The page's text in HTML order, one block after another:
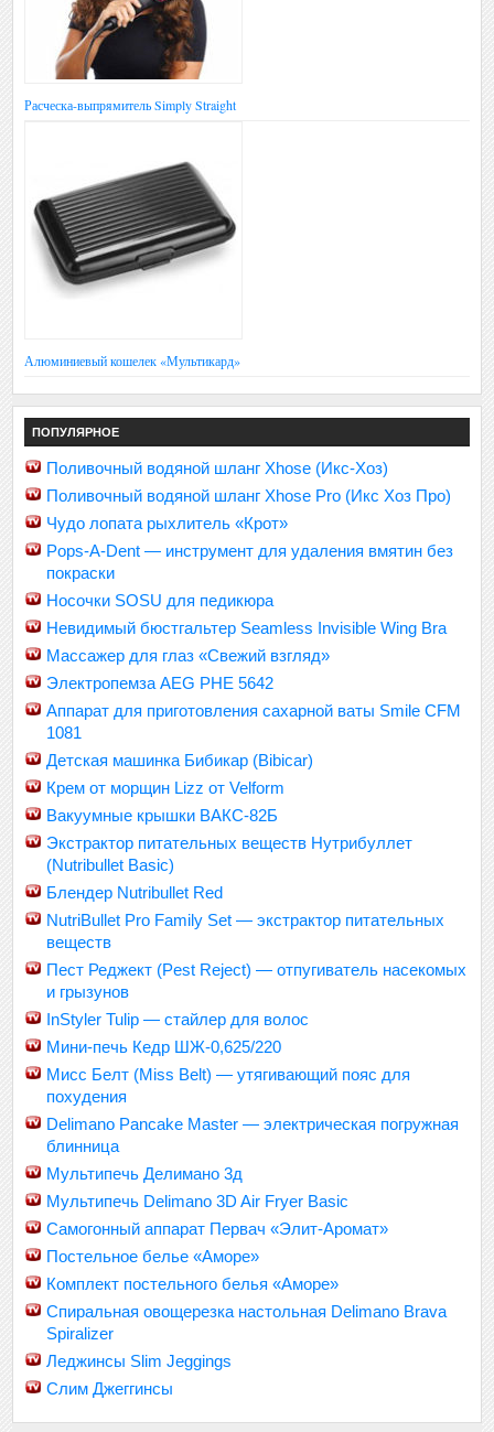
Расческа-выпрямитель Simply Straight
Алюминиевый кошелек «Мультикард»
ПОПУЛЯРНОЕ
Поливочный водяной шланг Xhose (Икс-Хоз)
Поливочный водяной шланг Xhose Pro (Икс Хоз Про)
Чудо лопата рыхлитель «Крот»
Pops-A-Dent — инструмент для удаления вмятин без
покраски
Носочки SOSU для педикюра
Невидимый бюстгальтер Seamless Invisible Wing Bra
Массажер для глаз «Свежий взгляд»
Электропемза AEG PHE 5642
Аппарат для приготовления сахарной ваты Smile CFM
1081
Детская машинка Бибикар (Bibicar)
Крем от морщин Lizz от Velform
Вакуумные крышки ВАКС-82Б
Экстрактор питательных веществ Нутрибуллет
(Nutribullet Basic)
Блендер Nutribullet Red
NutriBullet Pro Family Set — экстрактор питательных
веществ
Пест Реджект (Pest Reject) — отпугиватель насекомых
и грызунов
InStyler Tulip — стайлер для волос
Мини-печь Кедр ШЖ-0,625/220
Мисс Белт (Miss Belt) — утягивающий пояс для
похудения
Delimano Pancake Master — электрическая погружная
блинница
Мультипечь Делимано 3д
Мультипечь Delimano 3D Air Fryer Basic
Самогонный аппарат Первач «Элит-Аромат»
Постельное белье «Аморе»
Комплект постельного белья «Аморе»
Спиральная овощерезка настольная Delimano Brava
Spiralizer
Леджинсы Slim Jeggings
Слим Джеггинсы